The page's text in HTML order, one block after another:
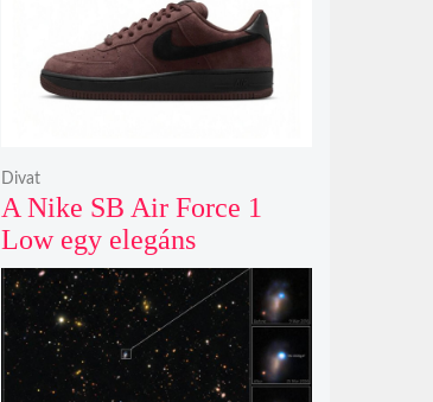
A Nike SB Air Force 1
Low egy elegáns
világosbarna
színváltozatban bukkant
fel újra
Divat